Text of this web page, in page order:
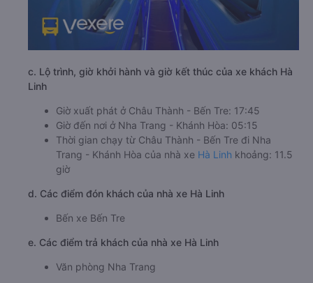
c. Lộ trình, giờ khởi hành và giờ kết thúc của xe khách Hà
Linh
Giờ xuất phát ở Châu Thành - Bến Tre: 17:45
Giờ đến nơi ở Nha Trang - Khánh Hòa: 05:15
Thời gian chạy từ Châu Thành - Bến Tre đi Nha
Trang - Khánh Hòa của nhà xe Hà Linh khoảng: 11.5
giờ
d. Các điểm đón khách của nhà xe Hà Linh
Bến xe Bến Tre
e. Các điểm trả khách của nhà xe Hà Linh
Văn phòng Nha Trang